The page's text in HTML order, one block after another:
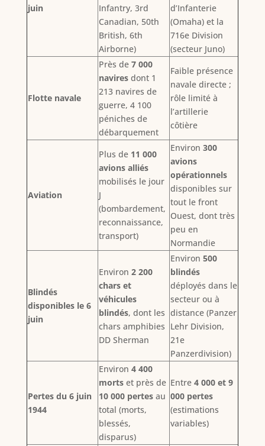
juin
Infantry, 3rd
Canadian, 50th
British, 6th
Airborne)
d’Infanterie
(Omaha) et la
716e Division
(secteur Juno)
Flotte navale
Près de 7 000
naviresdont 1
213 navires de
guerre, 4 100
péniches de
débarquement
Faible présence
navale directe ;
rôle limité à
l’artillerie
côtière
Aviation
Plus de 11 000
avions alliés
mobilisés le jour
J
(bombardement,
reconnaissance,
transport)
Environ 300
avions
opérationnels
disponibles sur
tout le front
Ouest, dont très
peu en
Normandie
Blindés
disponibles le 6
juin
Environ 2 200
chars et
véhicules
blindés, dont les
chars amphibies
DD Sherman
Environ 500
blindés
déployés dans le
secteur ou à
distance (Panzer
Lehr Division,
21e
Panzerdivision)
Pertes du 6 juin
1944
Environ 4 400
mortset près de
10 000 pertesau
total (morts,
blessés,
disparus)
Entre 4 000 et 9
000 pertes
(estimations
variables)